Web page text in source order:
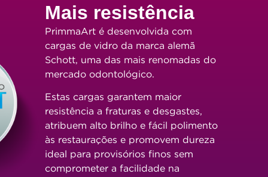
Mais resistência
PrimmaArt é desenvolvida com
cargas de vidro da marca alemã
Schott, uma das mais renomadas do
mercado odontológico.
Estas cargas garantem maior
resistência a fraturas e desgastes,
atribuem alto brilho e fácil polimento
às restaurações e promovem dureza
ideal para provisórios finos sem
comprometer a facilidade na